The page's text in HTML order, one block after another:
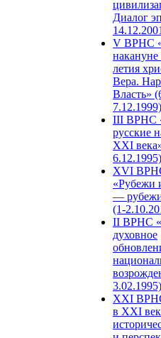
Диалог
V ВРНС
накануне
летия
Вера.
Власть»
7.12.1999)
III ВРНС
русские
XXI
6.12.1995)
XVI
«Рубежи
—
(1-
II ВРНС
духовное
3.02.1995)
XХI
в XXI